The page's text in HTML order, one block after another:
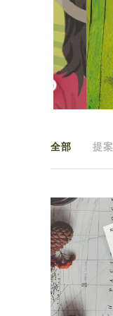
全部 提案